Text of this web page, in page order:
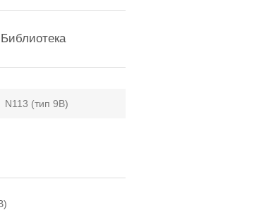
Библиотека
N113 (тип 9B)